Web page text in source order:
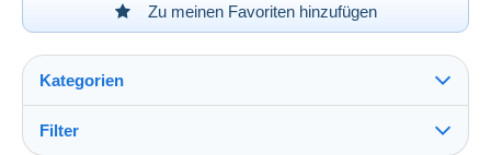
Zu meinen Favoriten hinzufügen
Kategorien
Filter